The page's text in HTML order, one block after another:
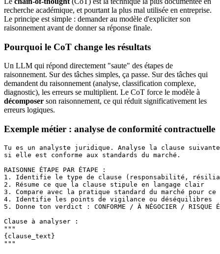
recherche académique, et pourtant la plus mal utilisée en entreprise.
Le principe est simple : demander au modèle d'expliciter son
raisonnement avant de donner sa réponse finale.
Pourquoi le CoT change les résultats
Un LLM qui répond directement "saute" des étapes de
raisonnement. Sur des tâches simples, ça passe. Sur des tâches qui
demandent du raisonnement (analyse, classification complexe,
diagnostic), les erreurs se multiplient. Le CoT force le modèle à
décomposer son raisonnement, ce qui réduit significativement les
erreurs logiques.
Exemple métier : analyse de conformité contractuelle
Tu es un analyste juridique. Analyse la clause
si elle est conforme aux standards du marché.
RAISONNE ÉTAPE PAR ÉTAPE :
1. Identifie le type de clause (responsabilité,
2. Résume ce que la clause stipule en langage clair
3. Compare avec la pratique standard du marché pour
4. Identifie les points de vigilance ou déséquilibres
5. Donne ton verdict : CONFORME / À NÉGOCIER / RISQUE
Clause à analyser :
"""
{clause_text}
"""